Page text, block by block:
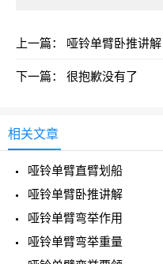
上一篇： 哑铃单臂卧推讲解
下一篇： 很抱歉没有了
相关文章
哑铃单臂直臂划船
哑铃单臂卧推讲解
哑铃单臂弯举作用
哑铃单臂弯举重量